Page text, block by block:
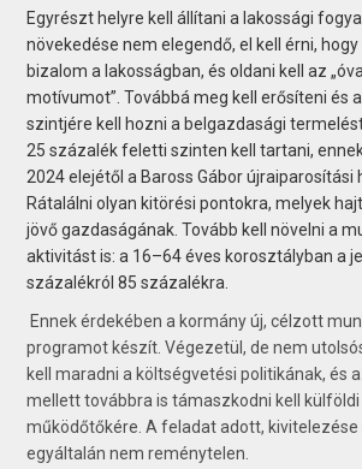
Egyrészt helyre kell állítani a lakossági
növekedése nem elegendő, el kell érni,
bizalom a lakosságban, és oldani kell az
motívumot”. Továbbá meg kell erősíteni és
szintjére kell hozni a belgazdasági
25 százalék feletti szinten kell tartani,
2024 elejétől a Baross Gábor újraiparosítási
Rátalálni olyan kitörési pontokra, melyek
jövő gazdaságának. Tovább kell növelni a
aktivitást is: a 16–64 éves korosztályban a
százalékról 85 százalékra.
Ennek érdekében a kormány új, célzott
programot készít. Végezetül, de nem
kell maradni a költségvetési politikának, és
mellett továbbra is támaszkodni kell külföldi
működőtőkére. A feladat adott, kivitelezése
egyáltalán nem reménytelen.